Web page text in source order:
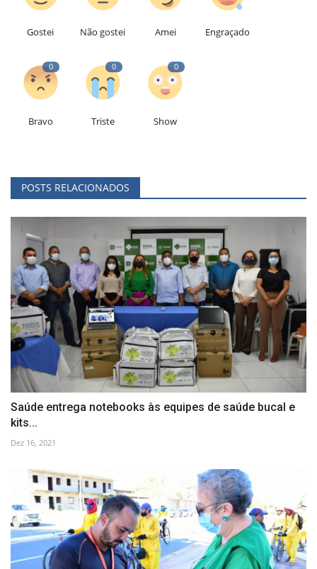
Gostei Não gostei Amei Engraçado
0
Bravo
0
Triste
0
Show
POSTS RELACIONADOS
Saúde entrega notebooks às equipes de saúde bucal e
kits...
Dez 16, 2021